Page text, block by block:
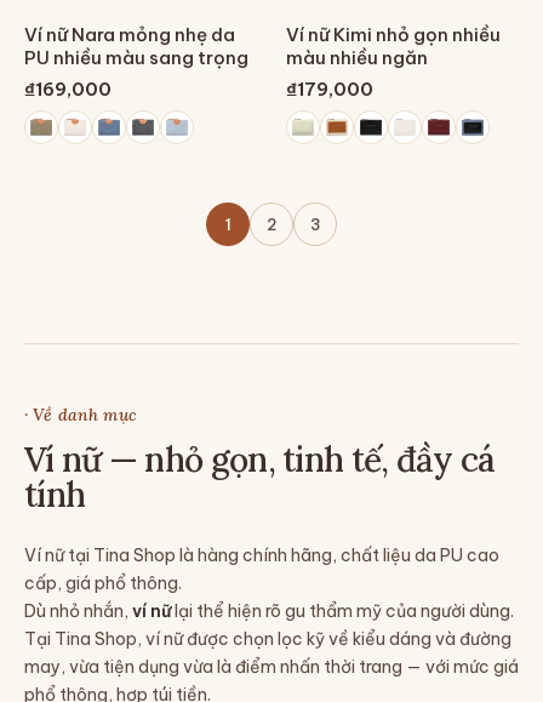
Ví nữ Nara mỏng nhẹ da
PU nhiều màu sang trọng
₫169,000
Ví nữ Kimi nhỏ gọn nhiều
màu nhiều ngăn
₫179,000
1 2 3
· Về danh mục
Ví nữ — nhỏ gọn, tinh tế, đầy cá
tính
Ví nữ tại Tina Shop là hàng chính hãng, chất liệu da PU cao
cấp, giá phổ thông.
Dù nhỏ nhắn, ví nữlại thể hiện rõ gu thẩm mỹ của người dùng.
Tại Tina Shop, ví nữ được chọn lọc kỹ về kiểu dáng và đường
may, vừa tiện dụng vừa là điểm nhấn thời trang — với mức giá
phổ thông, hợp túi tiền.